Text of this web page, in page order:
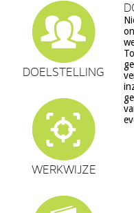
DOELSTELLING
WERKWIJZE
en